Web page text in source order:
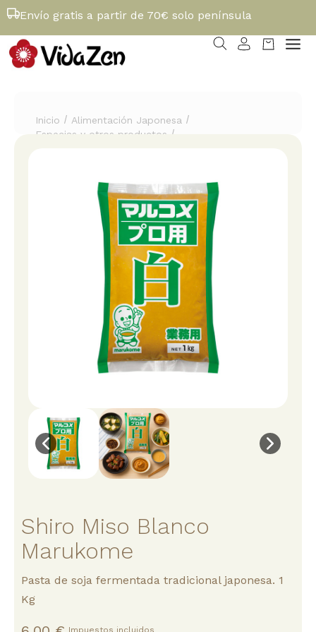
Envío gratis a partir de 70€ solo península
Inicio / Alimentación Japonesa /
Especias y otros productos /
Shiro Miso Blanco
Marukome
Pasta de soja fermentada tradicional japonesa. 1
Kg
Impuestos incluidos